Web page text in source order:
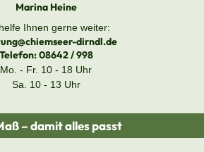
Marina Heine
Ihnen gerne weiter:
dirndl.de
Telefon:08642 / 998
Mo. - Fr. 10 - 18 Uhr
Sa. 10 - 13 Uhr
– damit alles passt